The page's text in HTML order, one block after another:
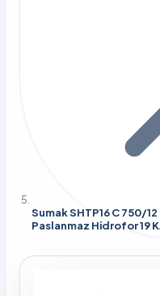
Sumak SHTP16 C 750/
Paslanmaz Hidrofor 19